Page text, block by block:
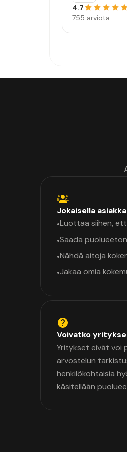
4.7
755 arviota
Jokaisella
•Luottaa siihen,
•Saada
•Nähdä aitoja
•Jakaa omia
Voivatko
Yritykset eivät voi
arvostelun
henkilökohtaisia
käsitellään